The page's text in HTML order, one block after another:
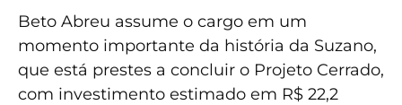
Beto Abreu assume o cargo em um
momento importante da história da Suzano,
que está prestes a concluir o Projeto Cerrado,
com investimento estimado em R$ 22,2